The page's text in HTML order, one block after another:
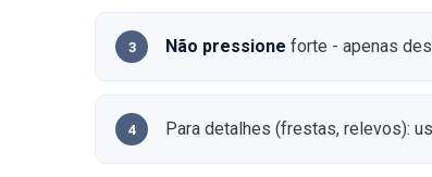
Não pressione forte - apenas
Para detalhes (frestas, relevos):